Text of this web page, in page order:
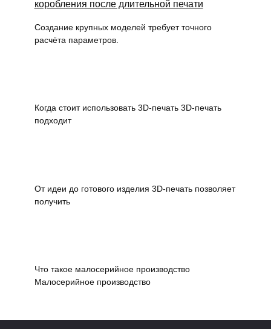
Создание крупных моделей требует точного
расчёта параметров.
Когда стоит использовать 3D-печать 3D-печать
подходит
От идеи до готового изделия 3D-печать позволяет
получить
Что такое малосерийное производство
Малосерийное производство